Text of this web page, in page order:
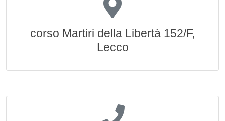
corso Martiri della Libertà 152/F,
Lecco